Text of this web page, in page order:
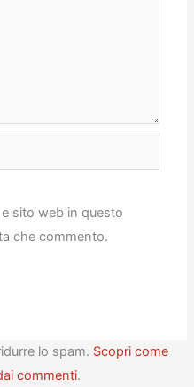
sito web in questo
che commento.
lo spam. Scopri come
commenti.